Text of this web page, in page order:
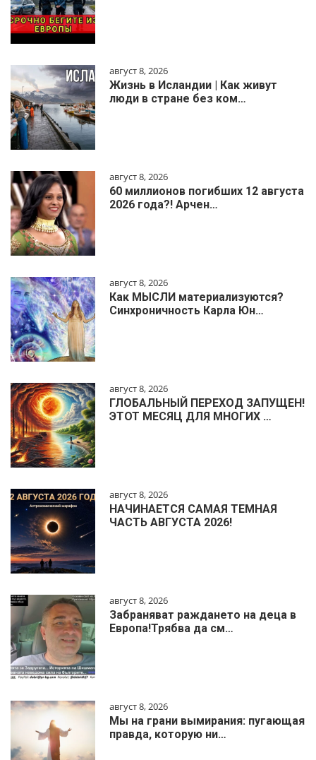
август 8, 2026
Жизнь в Исландии | Как живут
люди в стране без ком…
август 8, 2026
60 миллионов погибших 12 августа
2026 года?! Арчен…
август 8, 2026
Как МЫСЛИ материализуются?
Синхроничность Карла Юн…
август 8, 2026
ГЛОБАЛЬНЫЙ ПЕРЕХОД ЗАПУЩЕН!
ЭТОТ МЕСЯЦ ДЛЯ МНОГИХ …
август 8, 2026
НАЧИНАЕТСЯ САМАЯ ТЕМНАЯ
ЧАСТЬ АВГУСТА 2026!
август 8, 2026
Забраняват раждането на деца в
Европа!Трябва да см…
август 8, 2026
Мы на грани вымирания: пугающая
правда, которую ни…